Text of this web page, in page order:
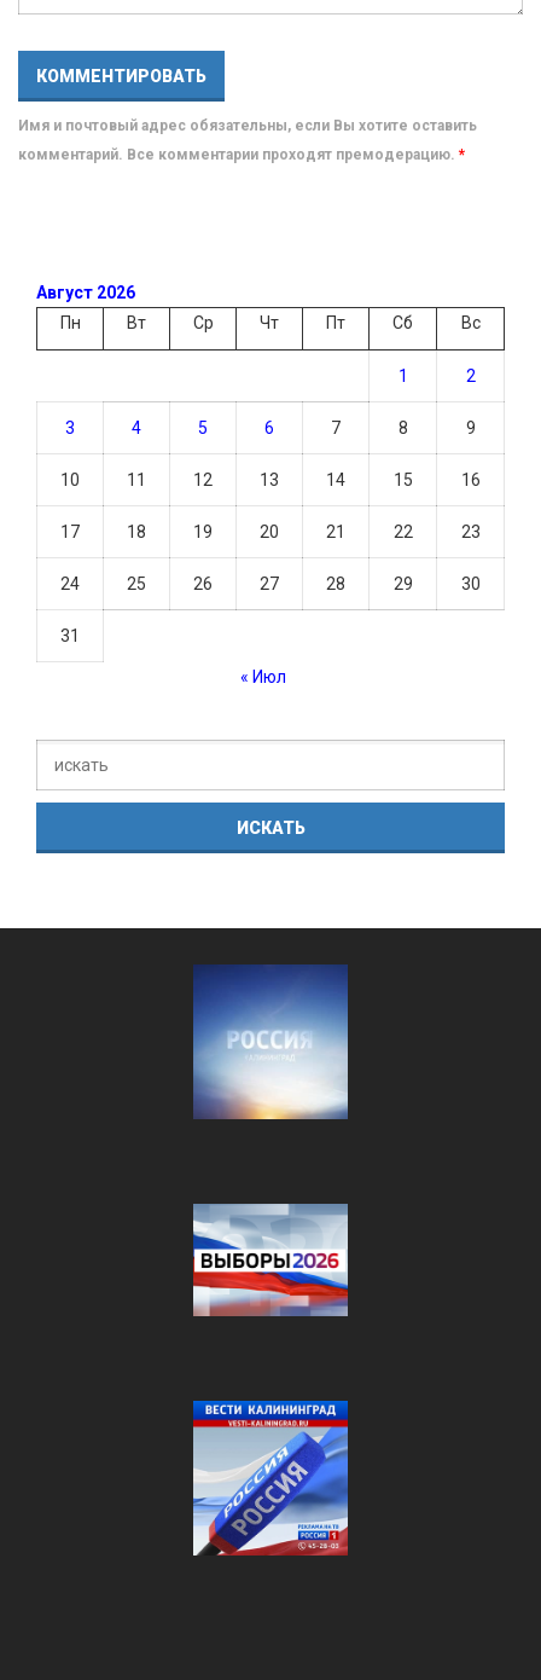
Имя и почтовый адрес обязательны, если Вы хотите оставить
комментарий. Все комментарии проходят премодерацию. *
Август 2026
Пн
Вт Ср Чт Пт Сб Вс
1 2
3 4 5 6 7 8 9
10 11 12 13 14 15 16
17 18 19 20 21 22 23
24 25 26 27 28 29 30
31
« Июл